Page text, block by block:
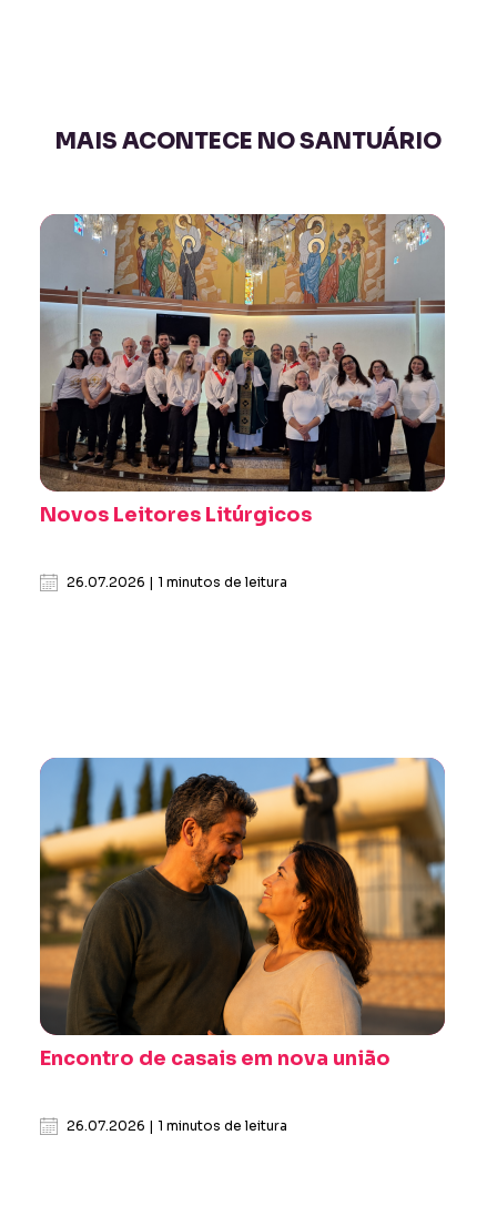
MAIS ACONTECE NO SANTUÁRIO
Novos Leitores Litúrgicos
26.07.2026 | 1 minutos de leitura
Encontro de casais em nova união
26.07.2026 | 1 minutos de leitura